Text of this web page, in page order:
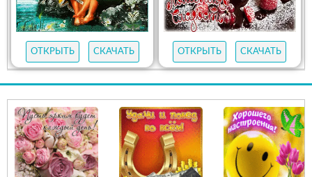
ОТКРЫТЬ СКАЧАТЬ ОТКРЫТЬ СКАЧАТЬ